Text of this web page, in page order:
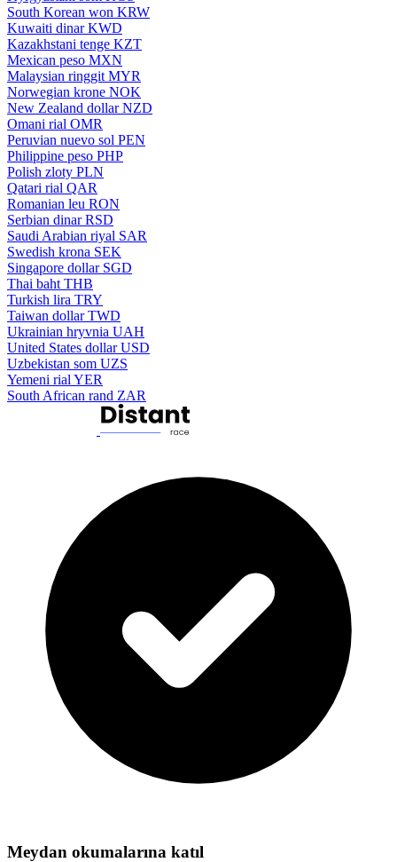
South Korean won KRW
Kuwaiti dinar KWD
Kazakhstani tenge KZT
Mexican peso MXN
Malaysian ringgit MYR
Norwegian krone NOK
New Zealand dollar NZD
Omani rial OMR
Peruvian nuevo sol PEN
Philippine peso PHP
Polish zloty PLN
Qatari rial QAR
Romanian leu RON
Serbian dinar RSD
Saudi Arabian riyal SAR
Swedish krona SEK
Singapore dollar SGD
Thai baht THB
Turkish lira TRY
Taiwan dollar TWD
Ukrainian hryvnia UAH
United States dollar USD
Uzbekistan som UZS
Yemeni rial YER
South African rand ZAR
Meydan okumalarına katıl